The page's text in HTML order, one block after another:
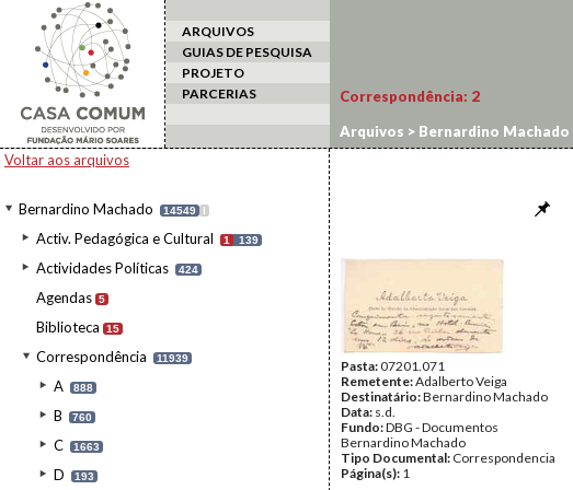
ARQUIVOS
GUIAS DE PESQUISA
PROJETO
PARCERIAS
Voltar aos arquivos
Bernardino Machado 14549 I
Activ. Pedagógica e Cultural 1 139
Actividades Políticas 424
Agendas 5
Biblioteca 15
Correspondência 11939
A 888
B 760
C 1663
D 193
Correspondência: 2
Arquivos > Bernardino Machado
Pasta:07201.071
Remetente:Adalberto Veiga
Destinatário:Bernardino Machado
Data: s.d.
Fundo:DBG - Documentos
Bernardino Machado
Tipo Documental: Correspondencia
Página(s): 1